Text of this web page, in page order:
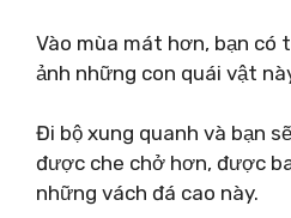
Vào mùa mát hơn, bạn có
ảnh những con quái vật
Đi bộ xung quanh và bạn
được che chở hơn, được
những vách đá cao này.